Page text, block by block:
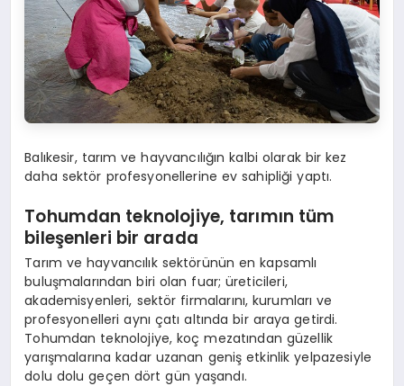
Balıkesir, tarım ve hayvancılığın kalbi olarak bir kez
daha sektör profesyonellerine ev sahipliği yaptı.
Tohumdan teknolojiye, tarımın tüm
bileşenleri bir arada
Tarım ve hayvancılık sektörünün en kapsamlı
buluşmalarından biri olan fuar; üreticileri,
akademisyenleri, sektör firmalarını, kurumları ve
profesyonelleri aynı çatı altında bir araya getirdi.
Tohumdan teknolojiye, koç mezatından güzellik
yarışmalarına kadar uzanan geniş etkinlik yelpazesiyle
dolu dolu geçen dört gün yaşandı.